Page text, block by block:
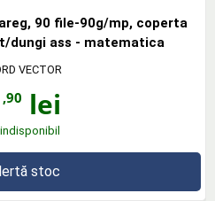
90 file-90g/mp, coperta
dungi ass - matematica
VECTOR
,90 lei
stoc